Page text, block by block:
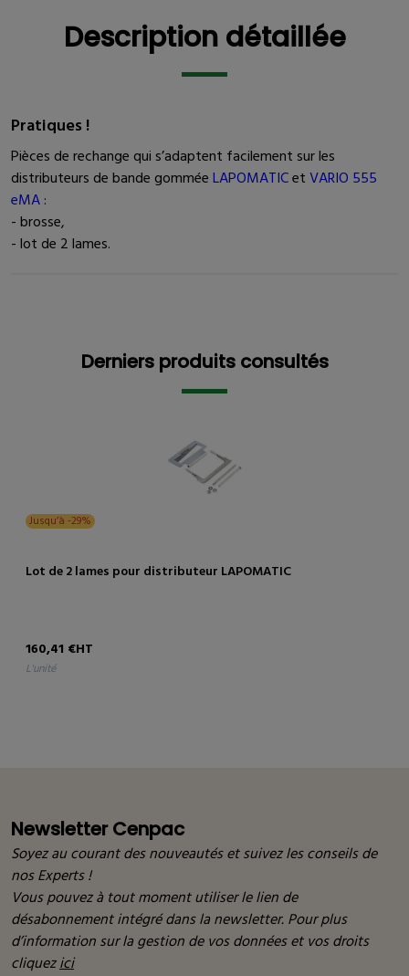
Description détaillée
Pratiques !
Pièces de rechange qui s’adaptent facilement sur les
distributeurs de bande gomméeLAPOMATICetVARIO 555
eMA:
- brosse,
- lot de 2 lames.
Derniers produits consultés
Jusqu’à -29%
Lot de 2 lames pour distributeur LAPOMATIC
160,41 €HT
l'unité
Newsletter Cenpac
Soyez au courant des nouveautés et suivez les conseils de
nos Experts !
Vous pouvez à tout moment utiliser le lien de
désabonnement intégré dans la newsletter. Pour plus
d’information sur la gestion de vos données et vos droits
cliquezici